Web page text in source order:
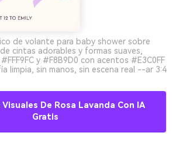
de volante para baby shower sobre
cintas adorables y formas suaves,
y #F8B9D0 con acentos #E3C0FF
limpia, sin manos, sin escena real --ar 3:4
De Rosa Lavanda Con IA
Gratis